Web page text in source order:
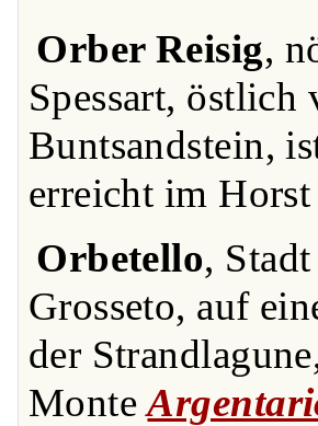
Orber Reisig,
Spessart, östlich
Buntsandstein,
erreicht im
Orbetello,
Grosseto, auf
der
Monte